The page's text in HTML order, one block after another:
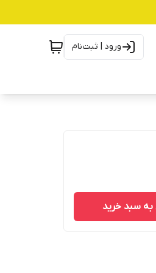
ورود | ثبت‌نام
به سبد خرید